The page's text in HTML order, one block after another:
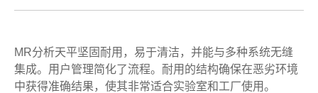
MR分析天平坚固耐用，易于清洁，并能与多种系统无缝
集成。用户管理简化了流程。耐用的结构确保在恶劣环境
中获得准确结果，使其非常适合实验室和工厂使用。